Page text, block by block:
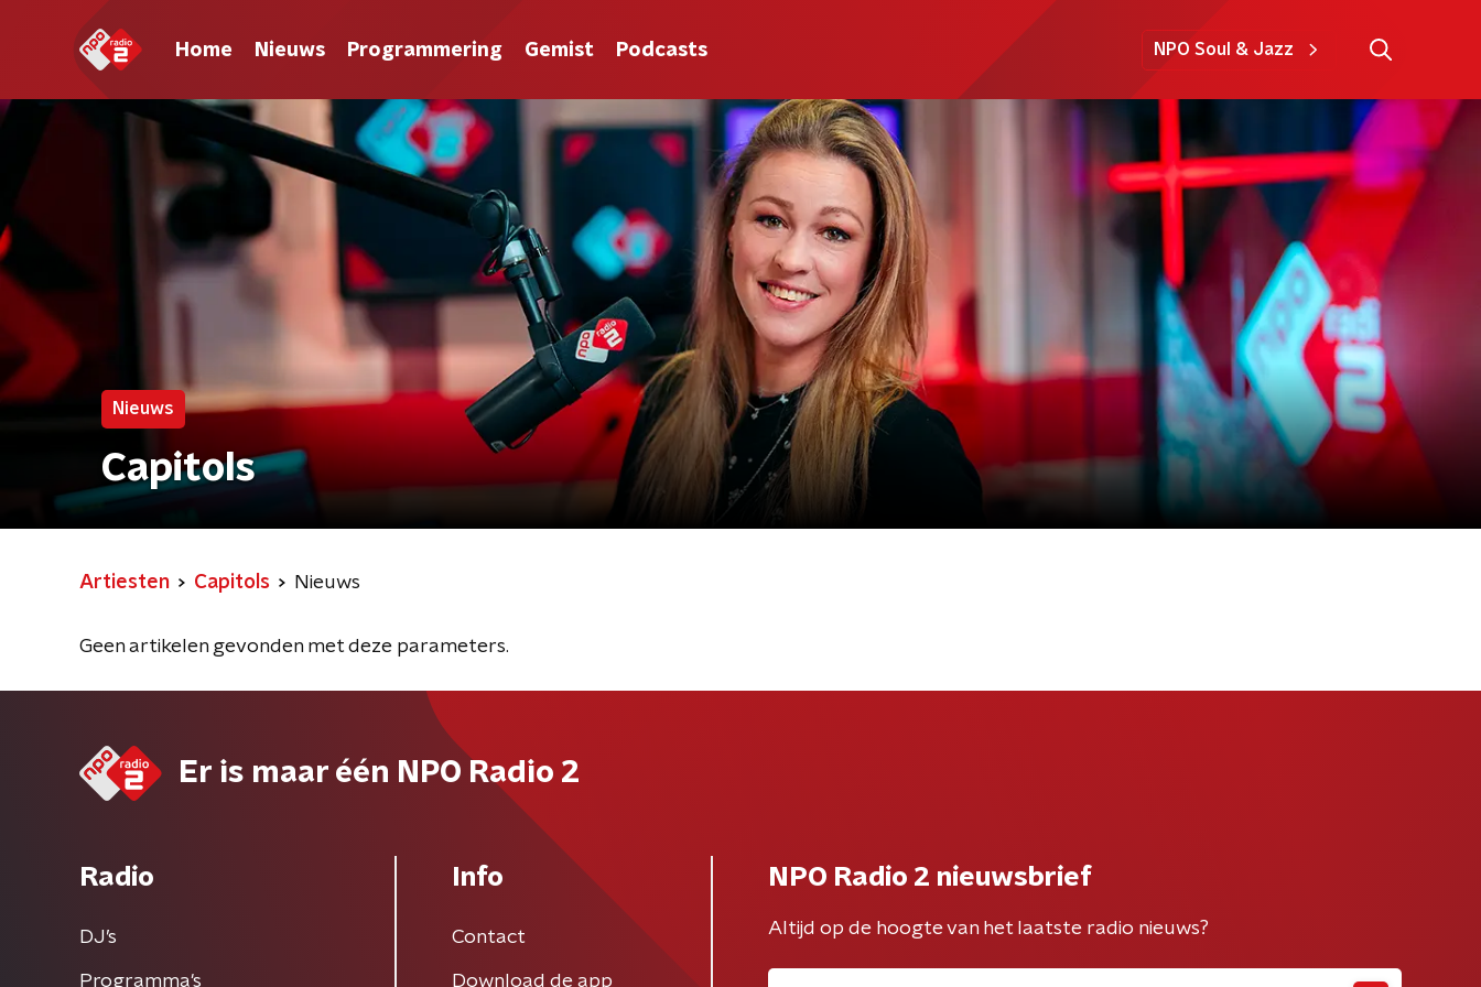
Home Nieuws Programmering Gemist Podcasts NPO Soul & Jazz
Nieuws
Capitols
Artiesten Capitols Nieuws
Geen artikelen gevonden met deze parameters.
Er is maar één NPO Radio 2
Radio
DJ’s
Programma's
Info
Contact
Download de app
NPO Radio 2 nieuwsbrief
Altijd op de hoogte van het laatste radio nieuws?